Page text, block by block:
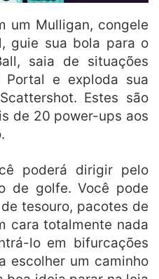
um Mulligan, congele
guie sua bola para o
saia de situações
Portal e exploda sua
Estes são
de 20 power-ups aos
poderá dirigir pelo
de golfe. Você pode
tesouro, pacotes de
cara totalmente nada
lo em bifurcações
escolher um caminho